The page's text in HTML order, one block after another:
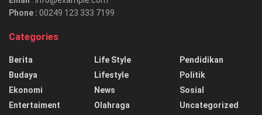
Phone : 00249 123 333 7199
Categories
Berita
Budaya
Ekonomi
Entertaiment
Life Style
Lifestyle
News
Olahraga
Pendidikan
Politik
Sosial
Uncategorized